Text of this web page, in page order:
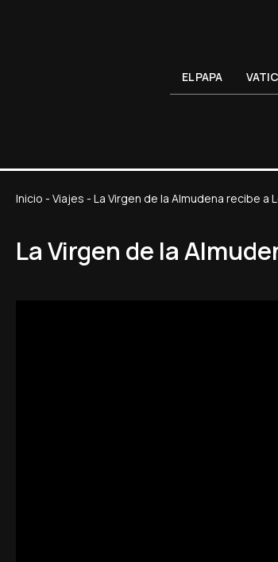
EL PAPA
Inicio - Viajes - La Virgen de la Almudena recibe a
La Virgen de la